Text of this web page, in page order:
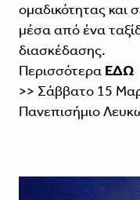
ομαδικότητας και
μέσα από ένα
διασκέδασης.
Περισσότερα ΕΔΩ
>> Σάββατο 15
Πανεπισήμιο